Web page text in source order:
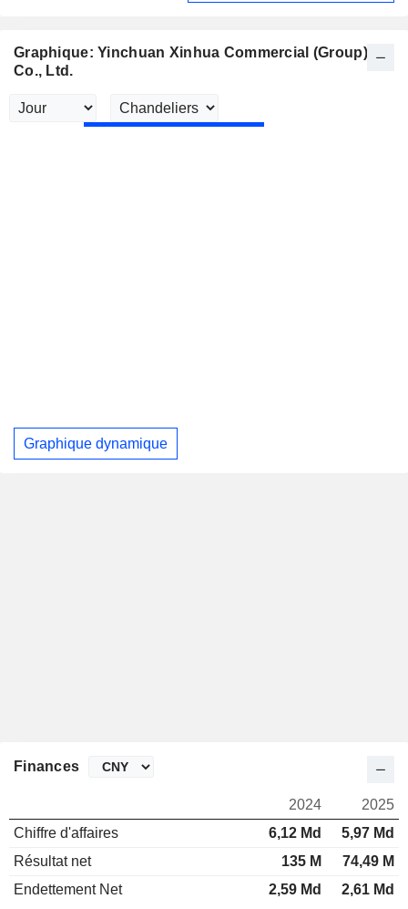
Graphique: Yinchuan Xinhua Commercial (Group)
Co., Ltd.
Graphique dynamique
Finances
2024
2025
Chiffre d'affaires
6,12 Md
5,97 Md
Résultat net
135 M
74,49 M
Endettement Net
2,59 Md 2,61 Md